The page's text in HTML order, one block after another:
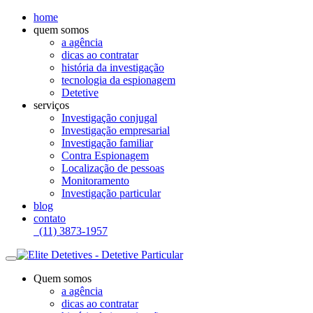
home
quem somos
a agência
dicas ao contratar
história da investigação
tecnologia da espionagem
Detetive
serviços
Investigação conjugal
Investigação empresarial
Investigação familiar
Contra Espionagem
Localização de pessoas
Monitoramento
Investigação particular
blog
contato
(11) 3873-1957
Quem somos
a agência
dicas ao contratar